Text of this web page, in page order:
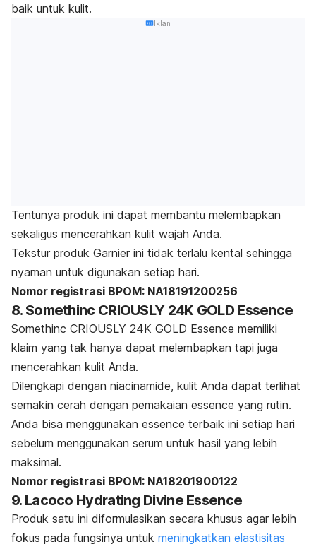
baik untuk kulit.
Iklan
Tentunya produk ini dapat membantu melembapkan
sekaligus mencerahkan kulit wajah Anda.
Tekstur produk Garnier ini tidak terlalu kental sehingga
nyaman untuk digunakan setiap hari.
Nomor registrasi BPOM: NA18191200256
8. Somethinc CRIOUSLY 24K GOLD Essence
Somethinc CRIOUSLY 24K GOLD Essence memiliki
klaim yang tak hanya dapat melembapkan tapi juga
mencerahkan kulit Anda.
Dilengkapi dengan niacinamide, kulit Anda dapat terlihat
semakin cerah dengan pemakaian essence yang rutin.
Anda bisa menggunakan essence terbaik ini setiap hari
sebelum menggunakan serum untuk hasil yang lebih
maksimal.
Nomor registrasi BPOM: NA18201900122
9. Lacoco Hydrating Divine Essence
Produk satu ini diformulasikan secara khusus agar lebih
fokus pada fungsinya untuk meningkatkan elastisitas